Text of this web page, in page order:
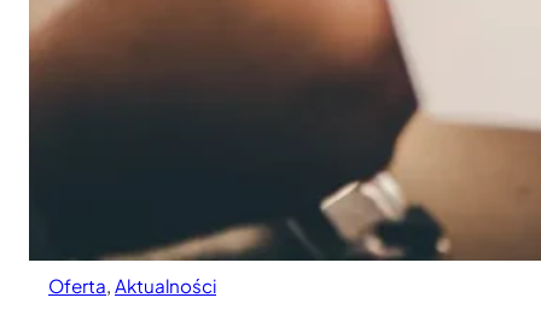
Oferta, Aktualności